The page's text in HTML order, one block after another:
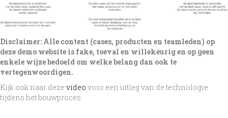
Disclaimer: Alle content (cases, producten en teamleden) op
deze demo website is fake, toeval en willekeurig en op geen
enkele wijze bedoeld om welke belang dan ook te
vertegenwoordigen.
Kijk ook naar deze video voor een uitleg van de technologie
tijdens het bouwproces.